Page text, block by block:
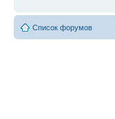
Список форумов